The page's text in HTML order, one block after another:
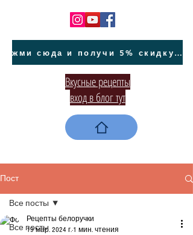
жми сюда и получи 5% скидку на покупку авто на Кипре и автообслуживание
Вкусные рецепты
вход в блог тут
Пост
Все посты
Все посты
Рецепты белоручки
19 мар. 2024 г. 1 мин. чтения